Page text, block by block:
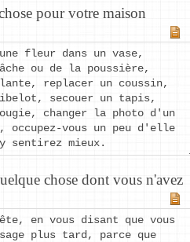
pour votre maison
une fleur dans un vase,
ou de la poussière,
replacer un coussin,
secouer un tapis,
changer la photo d'un
vous un peu d'elle
sentirez mieux.
chose dont vous n'avez
en vous disant que vous
plus tard, parce que